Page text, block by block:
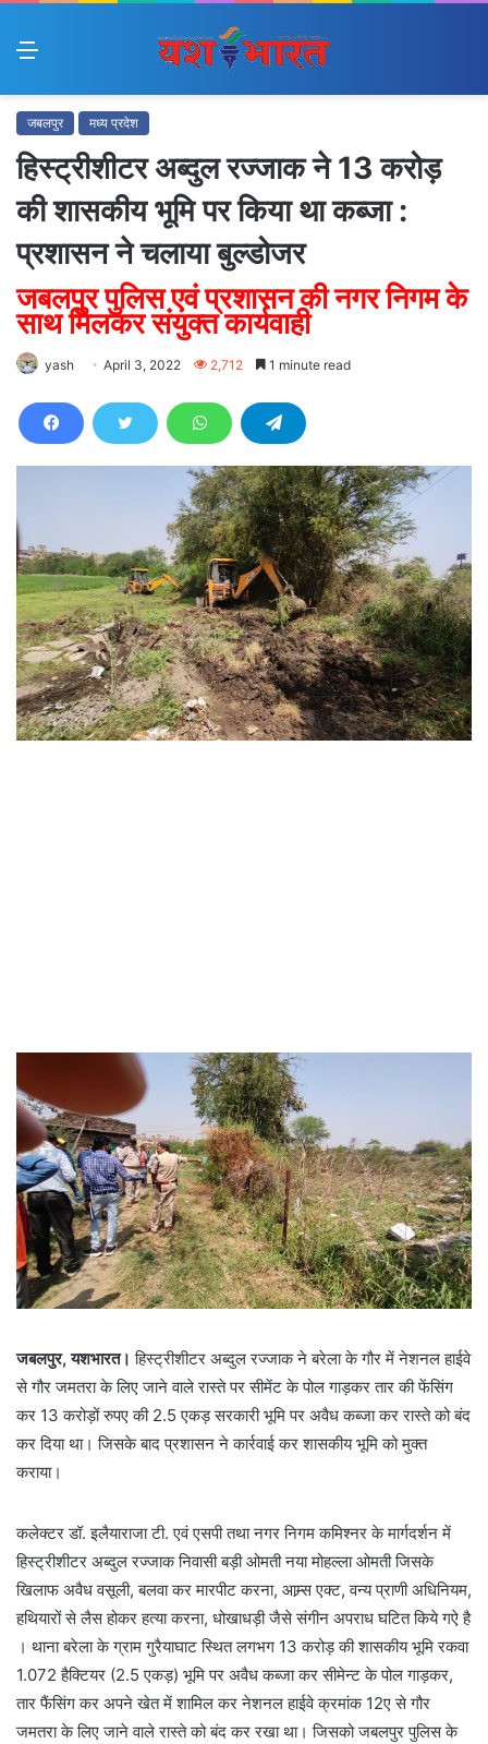
Menu
जबलपुर मध्य प्रदेश
हिस्ट्रीशीटर अब्दुल रज्जाक ने 13 करोड़
की शासकीय भूमि पर किया था कब्जा :
प्रशासन ने चलाया बुल्डोजर
जबलपुर पुलिस एवं प्रशासन की नगर निगम के
साथ मिलकर संयुक्त कार्यवाही
yash April 3, 2022 2,712 1 minute read
जबलपुर, यशभारत। हिस्ट्रीशीटर अब्दुल रज्जाक ने बरेला के गौर में नेशनल हाईवे
से गौर जमतरा के लिए जाने वाले रास्ते पर सीमेंट के पोल गाड़कर तार की फेंसिंग
कर 13 करोड़ों रुपए की 2.5 एकड़ सरकारी भूमि पर अवैध कब्जा कर रास्ते को बंद
कर दिया था। जिसके बाद प्रशासन ने कार्रवाई कर शासकीय भूमि को मुक्त
कराया।
कलेक्टर डॉ. इलैयाराजा टी. एवं एसपी तथा नगर निगम कमिश्नर के मार्गदर्शन में
हिस्ट्रीशीटर अब्दुल रज्जाक निवासी बड़ी ओमती नया मोहल्ला ओमती जिसके
खिलाफ अवैध वसूली, बलवा कर मारपीट करना, आम्र्स एक्ट, वन्य प्राणी अधिनियम,
हथियारों से लैस होकर हत्या करना, धोखाधड़ी जैसे संगीन अपराध घटित किये गऐ है
। थाना बरेला के ग्राम गुरैयाघाट स्थित लगभग 13 करोड़ की शासकीय भूमि रकवा
1.072 हैक्टियर (2.5 एकड़) भूमि पर अवैध कब्जा कर सीमेन्ट के पोल गाड़कर,
तार फैंसिंग कर अपने खेत में शामिल कर नेशनल हाईवे क्रमांक 12ए से गौर
जमतरा के लिए जाने वाले रास्ते को बंद कर रखा था। जिसको जबलपुर पुलिस के